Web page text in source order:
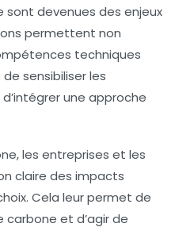
devenues des enjeux
permettent non
techniques
sensibiliser les
une approche
les entreprises et les
claire des impacts
Cela leur permet de
carbone et d’agir de